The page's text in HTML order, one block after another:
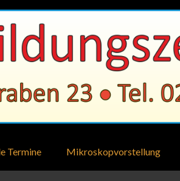
Termine Mikroskopvorstellung